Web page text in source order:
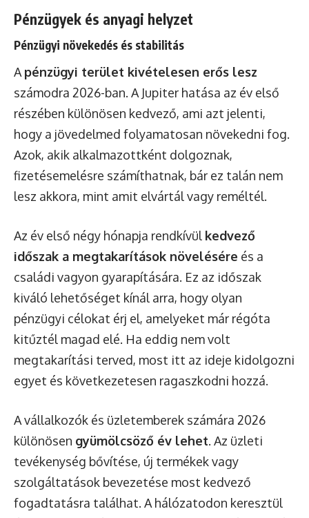
Pénzügyek és anyagi helyzet
Pénzügyi növekedés és stabilitás
A pénzügyi terület kivételesen erős lesz
számodra 2026-ban. A Jupiter hatása az év első
részében különösen kedvező, ami azt jelenti,
hogy a jövedelmed folyamatosan növekedni fog.
Azok, akik alkalmazottként dolgoznak,
fizetésemelésre számíthatnak, bár ez talán nem
lesz akkora, mint amit elvártál vagy reméltél.
Az év első négy hónapja rendkívül kedvező
időszak a megtakarítások növelésére és a
családi vagyon gyarapítására. Ez az időszak
kiváló lehetőséget kínál arra, hogy olyan
pénzügyi célokat érj el, amelyeket már régóta
kitűztél magad elé. Ha eddig nem volt
megtakarítási terved, most itt az ideje kidolgozni
egyet és következetesen ragaszkodni hozzá.
A vállalkozók és üzletemberek számára 2026
különösen gyümölcsöző év lehet. Az üzleti
tevékenység bővítése, új termékek vagy
szolgáltatások bevezetése most kedvező
fogadtatásra találhat. A hálózatodon keresztül